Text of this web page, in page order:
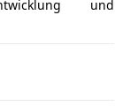
und